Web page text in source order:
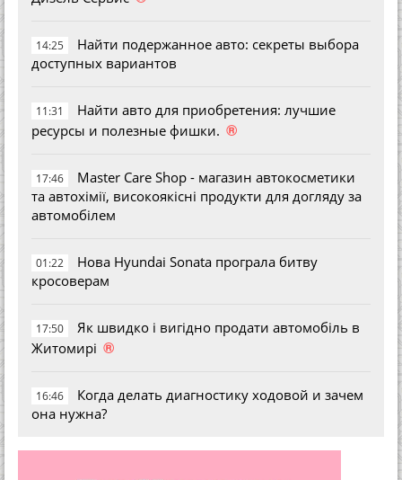
14:25
Найти подержанное авто: секреты выбора
доступных вариантов
11:31
Найти авто для приобретения: лучшие
ресурсы и полезные фишки. ®
17:46
Master Care Shop - магазин автокосметики
та автохімії, високоякісні продукти для догляду за
автомобілем
01:22
Нова Hyundai Sonata програла битву
кросоверам
17:50
Як швидко і вигідно продати автомобіль в
Житомирі ®
16:46
Когда делать диагностику ходовой и зачем
она нужна?